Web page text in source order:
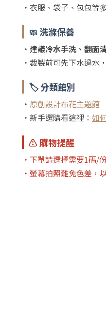
・衣服、袋子、包包等
🧼 洗滌保養
・建議冷水手洗、翻面
・裁製前可先下水過水
🏷️ 分類館別
・ 原創設計布花主題館
・新手選購看這裡： 如
⚠️ 購物提醒
・下單請選擇需要1碼
・螢幕拍照難免色差，